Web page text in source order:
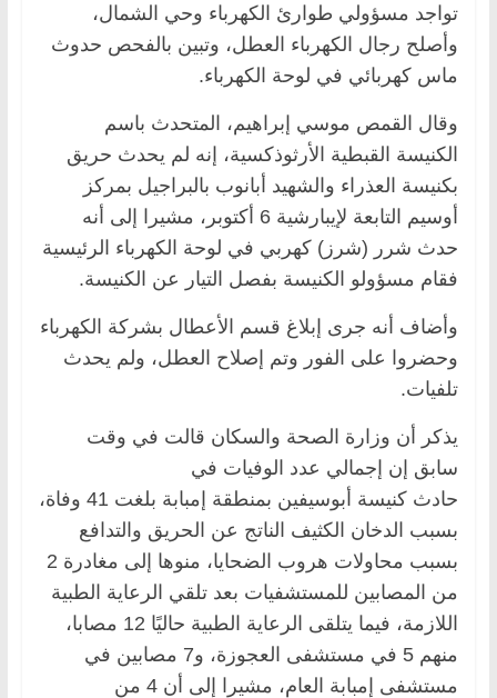
تواجد مسؤولي طوارئ الكهرباء وحي الشمال،
وأصلح رجال الكهرباء العطل، وتبين بالفحص حدوث
ماس كهربائي في لوحة الكهرباء.
وقال القمص موسي إبراهيم، المتحدث باسم
الكنيسة القبطية الأرثوذكسية، إنه لم يحدث حريق
بكنيسة العذراء والشهيد أبانوب بالبراجيل بمركز
أوسيم التابعة لإيبارشية 6 أكتوبر، مشيرا إلى أنه
حدث شرر (شرز) كهربي في لوحة الكهرباء الرئيسية
فقام مسؤولو الكنيسة بفصل التيار عن الكنيسة.
وأضاف أنه جرى إبلاغ قسم الأعطال بشركة الكهرباء
وحضروا على الفور وتم إصلاح العطل، ولم يحدث
تلفيات.
يذكر أن وزارة الصحة والسكان قالت في وقت
سابق إن إجمالي عدد الوفيات في
حادث كنيسة أبوسيفين بمنطقة إمبابة بلغت 41 وفاة،
بسبب الدخان الكثيف الناتج عن الحريق والتدافع
بسبب محاولات هروب الضحايا، منوها إلى مغادرة 2
من المصابين للمستشفيات بعد تلقي الرعاية الطبية
اللازمة، فيما يتلقى الرعاية الطبية حاليًا 12 مصابا،
منهم 5 في مستشفى العجوزة، و7 مصابين في
مستشفى إمبابة العام، مشيرا إلى أن 4 من